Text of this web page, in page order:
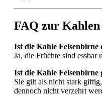
FAQ zur Kahlen
Ist die Kahle Felsenbirne
Ja, die Früchte sind essbar
Ist die Kahle Felsenbirne
Sie gilt als nicht stark
dennoch nicht verzehrt